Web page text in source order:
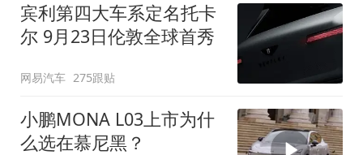
宾利第四大车系定名托卡
尔 9月23日伦敦全球首秀
网易汽车 275跟贴
小鹏MONA L03上市为什
么选在慕尼黑？